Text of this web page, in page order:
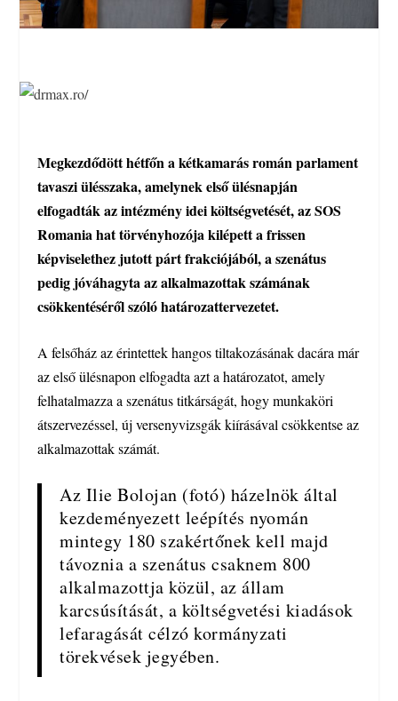
Megkezdődött hétfőn a kétkamarás román parlament
tavaszi ülésszaka, amelynek első ülésnapján
elfogadták az intézmény idei költségvetését, az SOS
Romania hat törvényhozója kilépett a frissen
képviselethez jutott párt frakciójából, a szenátus
pedig jóváhagyta az alkalmazottak számának
csökkentéséről szóló határozattervezetet.
A felsőház az érintettek hangos tiltakozásának dacára már
az első ülésnapon elfogadta azt a határozatot, amely
felhatalmazza a szenátus titkárságát, hogy munkaköri
átszervezéssel, új versenyvizsgák kiírásával csökkentse az
alkalmazottak számát.
Az Ilie Bolojan (fotó) házelnök által
kezdeményezett leépítés nyomán
mintegy 180 szakértőnek kell majd
távoznia a szenátus csaknem 800
alkalmazottja közül, az állam
karcsúsítását, a költségvetési kiadások
lefaragását célzó kormányzati
törekvések jegyében.